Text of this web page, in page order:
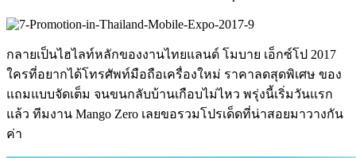
กลายเป็นไฮไลท์หลักของงานไทยแลนด์ โมบาย เอ็กซ์โป 2017
ใครที่อยากได้โทรศัพท์มือถือเครื่องใหม่ ราคาลดสุดพิเศษ ของ
แถมแบบจัดเต็ม จนขนกลับบ้านเกือบไม่ไหว พรุ่งนี้เริ่มวันแรก
แล้ว ทีมงาน Mango Zero เลยขอรวมโปรเด็ดที่น่าสอยมาวางกัน
ค่า